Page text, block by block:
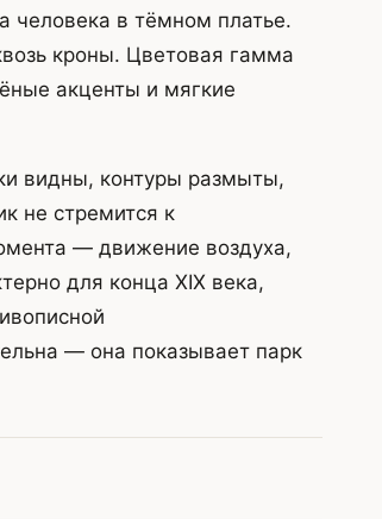
человека в тёмном платье.
кроны. Цветовая гамма
акценты и мягкие
видны, контуры размыты,
не стремится к
— движение воздуха,
для конца XIX века,
— она показывает парк